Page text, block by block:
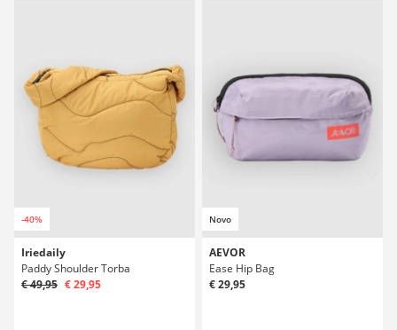
-40%
Iriedaily
Paddy Shoulder Torba
€ 49,95 € 29,95
Novo
AEVOR
Ease Hip Bag
€ 29,95